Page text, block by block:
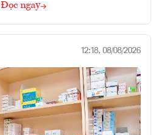
Đọc ngay
12:18, 08/08/2026